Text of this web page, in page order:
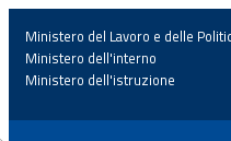
Ministero del Lavoro e delle
Ministero dell'interno
Ministero dell'istruzione